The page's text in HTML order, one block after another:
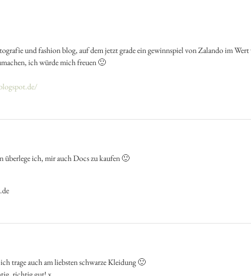
und fashion blog, auf dem jetzt grade ein gewinnspiel von Zalando im
ich würde mich freuen 🙂
überlege ich, mir auch Docs zu kaufen 🙂
trage auch am liebsten schwarze Kleidung 🙂